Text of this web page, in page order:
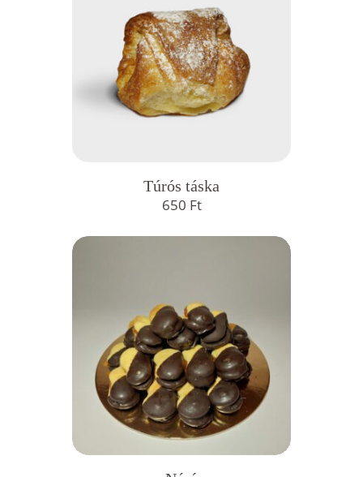
Túrós táska
650 Ft